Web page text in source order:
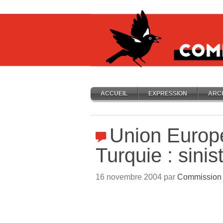
ACCUEIL EXPRESSION
Union
Turquie :
16 novembre 2004 par